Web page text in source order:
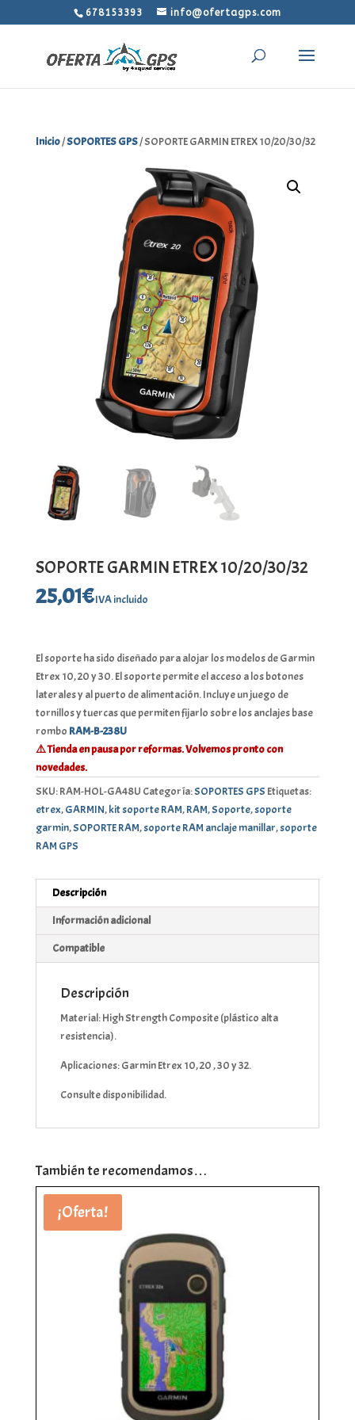
678153393 info@ofertagps.com
Inicio/SOPORTES GPS/ SOPORTE GARMIN ETREX 10/20/30/32
SOPORTE GARMIN ETREX 10/20/30/32
25,01€IVA incluido
El soporte ha sido diseñado para alojar los modelos de Garmin
Etrex 10, 20 y 30. El soporte permite el acceso a los botones
laterales y al puerto de alimentación. Incluye un juego de
tornillos y tuercas que permiten fijarlo sobre los anclajes base
rombo RAM-B-238U
⚠️ Tienda en pausa por reformas. Volvemos pronto con
novedades.
SKU:RAM-HOL-GA48U Categoría:SOPORTES GPS Etiquetas:
etrex,GARMIN,kit soporte RAM,RAM,Soporte,soporte
garmin,SOPORTE RAM,soporte RAM anclaje manillar,soporte
RAM GPS
Descripción
Información adicional
Compatible
Descripción
Material: High Strength Composite (plástico alta
resistencia).
Aplicaciones: Garmin Etrex 10, 20 , 30 y 32.
Consulte disponibilidad.
También te recomendamos…
¡Oferta!